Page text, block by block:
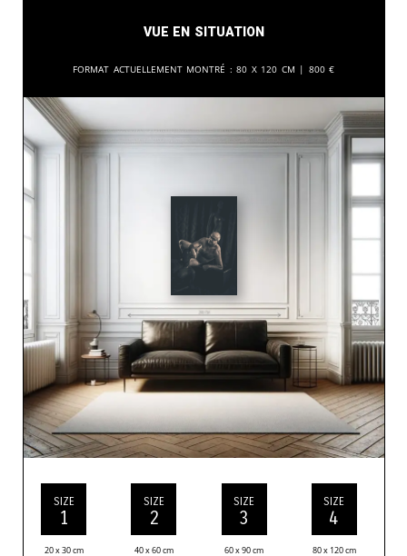
Vue en situation
Format actuellement montré : 80 x 120 cm | 800 €
SIZE
1
20 x 30 cm
SIZE
2
40 x 60 cm
SIZE
3
60 x 90 cm
SIZE
4
80 x 120 cm